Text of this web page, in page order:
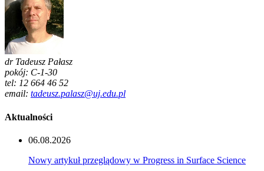
dr Tadeusz Pałasz
pokój: C-1-30
tel: 12 664 46 52
email: tadeusz.palasz@uj.edu.pl
Aktualności
06.08.2026
Nowy artykuł przeglądowy w Progress in Surface Science